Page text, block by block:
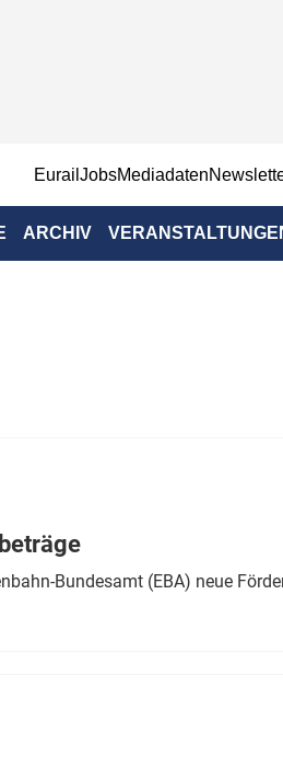
EurailJobsMediadaten
ARCHIV
Bundesamt (EBA) neue